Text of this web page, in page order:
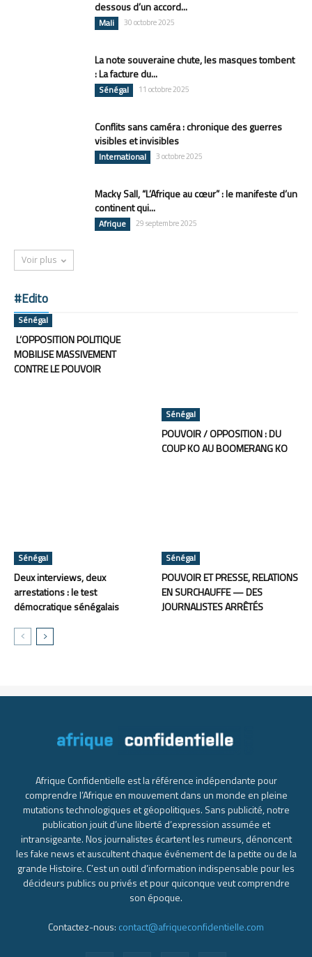
dessous d’un accord...
Mali 30 octobre 2025
La note souveraine chute, les masques tombent
: La facture du...
Sénégal 11 octobre 2025
Conflits sans caméra : chronique des guerres
visibles et invisibles
International 3 octobre 2025
Macky Sall, “L’Afrique au cœur” : le manifeste d’un
continent qui...
Afrique 29 septembre 2025
Voir plus
#Edito
Sénégal
L’OPPOSITION POLITIQUE
MOBILISE MASSIVEMENT
CONTRE LE POUVOIR
Sénégal
POUVOIR / OPPOSITION : DU
COUP KO AU BOOMERANG KO
Sénégal
Deux interviews, deux
arrestations : le test
démocratique sénégalais
Sénégal
POUVOIR ET PRESSE, RELATIONS
EN SURCHAUFFE — DES
JOURNALISTES ARRÊTÉS
Afrique Confidentielle est la référence indépendante pour
comprendre l’Afrique en mouvement dans un monde en pleine
mutations technologiques et géopolitiques. Sans publicité, notre
publication jouit d’une liberté d’expression assumée et
intransigeante. Nos journalistes écartent les rumeurs, dénoncent
les fake news et auscultent chaque événement de la petite ou de la
grande Histoire. C’est un outil d’information indispensable pour les
décideurs publics ou privés et pour quiconque veut comprendre
son époque.
Contactez-nous: contact@afriqueconfidentielle.com